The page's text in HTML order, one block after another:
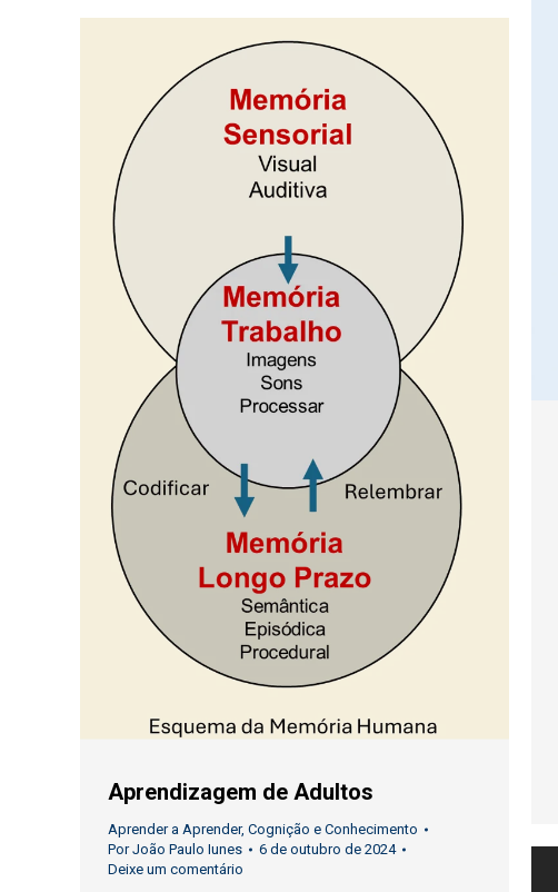
Aprendizagem de Adultos
Aprender a Aprender, Cognição e Conhecimento
PorJoão Paulo Iunes
6 de outubro de 2024
Deixe um comentário